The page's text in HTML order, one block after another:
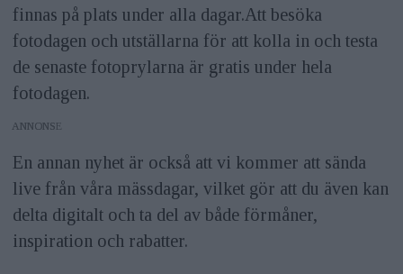
finnas på plats under alla dagar.Att besöka
fotodagen och utställarna för att kolla in och testa
de senaste fotoprylarna är gratis under hela
fotodagen.
ANNONS
En annan nyhet är också att vi kommer att sända
live från våra mässdagar, vilket gör att du även kan
delta digitalt och ta del av både förmåner,
inspiration och rabatter.